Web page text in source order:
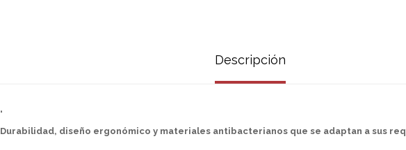
Descripción
"
Durabilidad, diseño ergonómico y materiales antibacterianos que se adaptan a sus